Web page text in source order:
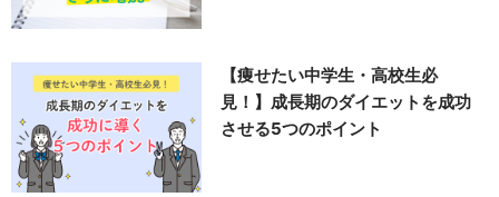
【痩せたい中学生・高校生必
見！】成長期のダイエットを成功
させる5つのポイント